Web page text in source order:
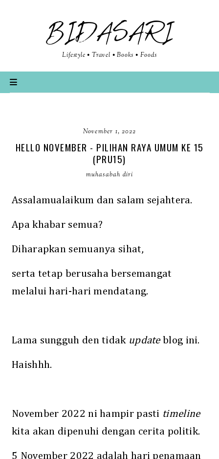
BIDASARI
Lifestyle • Travel • Books • Foods
November 1, 2022
HELLO NOVEMBER - PILIHAN RAYA UMUM KE 15
(PRU15)
muhasabah diri
Assalamualaikum dan salam sejahtera.
Apa khabar semua?
Diharapkan semuanya sihat,
serta tetap berusaha bersemangat
melalui hari-hari mendatang.
Lama sungguh den tidak updateblog ini.
Haishhh.
November 2022 ni hampir pasti timeline
kita akan dipenuhi dengan cerita politik.
5 November 2022 adalah hari penamaan